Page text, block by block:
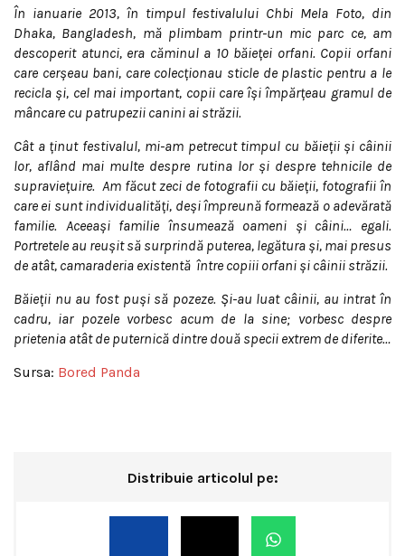
În ianuarie 2013, în timpul festivalului Chbi Mela Foto, din
Dhaka, Bangladesh, mă plimbam printr-un mic parc ce, am
descoperit atunci, era căminul a 10 băieței orfani. Copii orfani
care cerșeau bani, care colecționau sticle de plastic pentru a le
recicla și, cel mai important, copii care își împărțeau gramul de
mâncare cu patrupezii canini ai străzii.
Cât a ținut festivalul, mi-am petrecut timpul cu băieții și câinii
lor, aflând mai multe despre rutina lor și despre tehnicile de
supraviețuire. Am făcut zeci de fotografii cu băieții, fotografii în
care ei sunt individualități, deși împreună formează o adevărată
familie. Aceeași familie însumează oameni și câini… egali.
Portretele au reușit să surprindă puterea, legătura și, mai presus
de atât, camaraderia existentă între copiii orfani și câinii străzii.
Băieții nu au fost puși să pozeze. Și-au luat câinii, au intrat în
cadru, iar pozele vorbesc acum de la sine; vorbesc despre
prietenia atât de puternică dintre două specii extrem de diferite…
Sursa: Bored Panda
Distribuie articolul pe: